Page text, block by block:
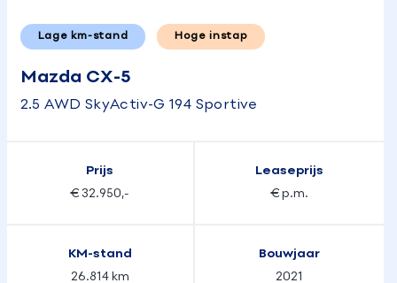
Lage km-stand Hoge instap
Mazda CX-5
2.5 AWD SkyActiv-G 194 Sportive
Prijs
€ 32.950,-
Leaseprijs
€ p.m.
KM-stand
26.814 km
Bouwjaar
2021